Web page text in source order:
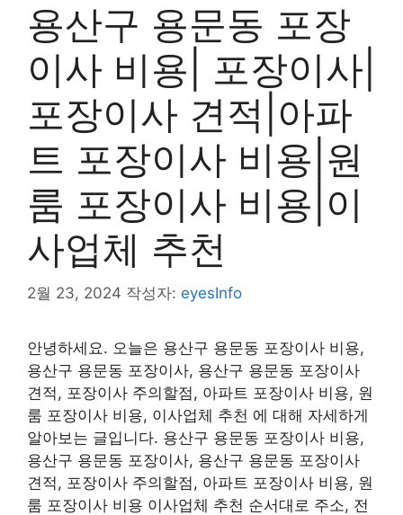
용산구 용문동 포장
이사 비용| 포장이사|
포장이사 견적|아파
트 포장이사 비용|원
룸 포장이사 비용|이
사업체 추천
2월 23, 2024 작성자: eyesInfo
안녕하세요. 오늘은 용산구 용문동 포장이사 비용,
용산구 용문동 포장이사, 용산구 용문동 포장이사
견적, 포장이사 주의할점, 아파트 포장이사 비용, 원
룸 포장이사 비용, 이사업체 추천 에 대해 자세하게
알아보는 글입니다. 용산구 용문동 포장이사 비용,
용산구 용문동 포장이사, 용산구 용문동 포장이사
견적, 포장이사 주의할점, 아파트 포장이사 비용, 원
룸 포장이사 비용 이사업체 추천 순서대로 주소, 전